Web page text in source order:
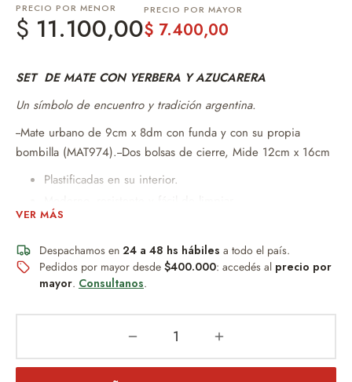
PRECIO POR MENOR
$ 11.100,00
PRECIO POR MAYOR
$ 7.400,00
SET DE MATE CON YERBERA Y AZUCARERA
Un símbolo de encuentro y tradición argentina.
--Mate urbano de 9cm x 8dm con funda y con su propia
bombilla (MAT974).--Dos bolsas de cierre, Mide 12cm x 16cm
Plastificadas en su interior.
No absorbe humedad.
Perfecto para uso diario.
Diseño práctico y duradero
Ideal para quienes buscan funcionalidad sin
Disfruta y anima a Argentina con el mejor compañero,
compartiendo tradición, pasión y entusiasmo.
VER MÁS
Despachamos en 24 a 48 hs hábiles a todo el país.
Pedidos por mayor desde $400.000: accedés al precio por
mayor. Consultanos.